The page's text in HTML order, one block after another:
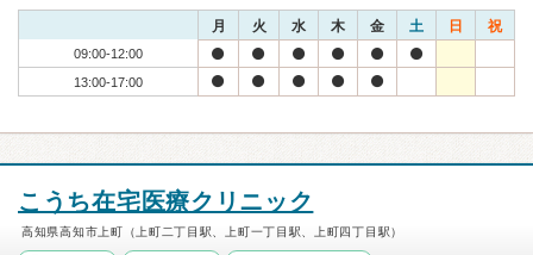
月 火 水 木 金 土 日 祝
09:00-12:00
13:00-17:00
こうち在宅医療クリニック
高知県高知市上町（上町二丁目駅、上町一丁目駅、上町四丁目駅）